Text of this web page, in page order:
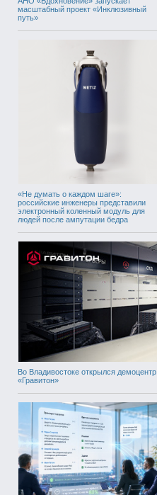
масштабный проект «Инклюзивный
путь»
«Не думать о каждом шаге»:
российские инженеры представили
электронный коленный модуль для
людей после ампутации бедра
Во Владивостоке открылся демоцентр
«Гравитон»